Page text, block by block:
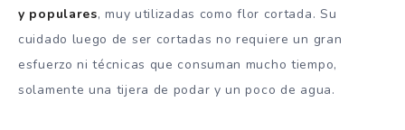
y populares, muy utilizadas como flor cortada. Su
cuidado luego de ser cortadas no requiere un gran
esfuerzo ni técnicas que consuman mucho tiempo,
solamente una tijera de podar y un poco de agua.